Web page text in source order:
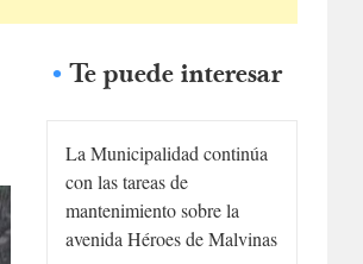
Te puede interesar
La Municipalidad continúa
con las tareas de
mantenimiento sobre la
avenida Héroes de Malvinas